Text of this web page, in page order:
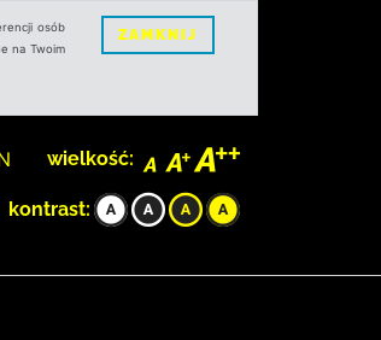
osób
na Twoim
ZAMKNIJ
wielkość:
kontrast: